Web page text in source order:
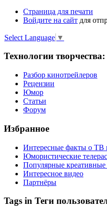
Страница для печати
Войдите на сайт для
Select Language ▼
Технологии творчества:
Разбор кинотрейлеров
Рецензии
Юмор
Статьи
Форум
Избранное
Интересные факты о ТВ
Юмористические
Популярные
Интересное видео
Партнёры
Tags in Теги